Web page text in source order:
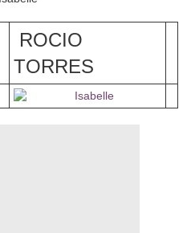
ROCIO
TORRES